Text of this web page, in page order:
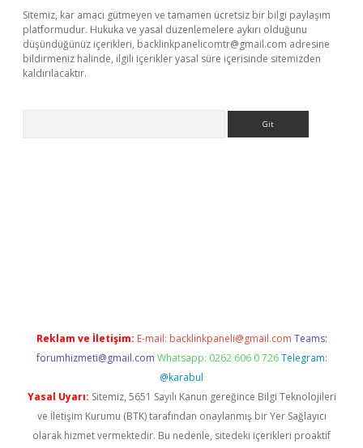
Sitemiz, kar amacı gütmeyen ve tamamen ücretsiz bir bilgi paylaşım
platformudur. Hukuka ve yasal düzenlemelere aykırı olduğunu
düşündüğünüz içerikleri, backlinkpanelicomtr@gmail.com adresine
bildirmeniz halinde, ilgili içerikler yasal süre içerisinde sitemizden
kaldırılacaktır.
Reklam ve İletişim: E-mail: backlinkpaneli@gmail.com Teams:
forumhizmeti@gmail.com Whatsapp: 0262 606 0 726 Telegram:
@karabul
Yasal Uyarı: Sitemiz, 5651 Sayılı Kanun gereğince Bilgi Teknolojileri
ve İletişim Kurumu (BTK) tarafından onaylanmış bir Yer Sağlayıcı
olarak hizmet vermektedir. Bu nedenle, sitedeki içerikleri proaktif